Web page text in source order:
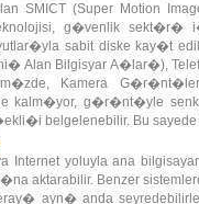
SMICT (Super Motion
teknolojisi, g�venlik
sabit diske kay�t
Alan Bilgisyar A�lar�),
Kamera
g�r�nt�yle
belgelenebilir. Bu sayede
Internet yoluyla ana
aktarabilir. Benzer
ayn� anda